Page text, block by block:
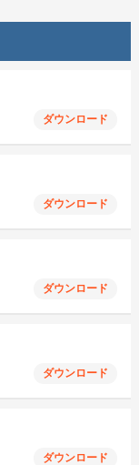
ダウンロード
ダウンロード
ダウンロード
ダウンロード
ダウンロード